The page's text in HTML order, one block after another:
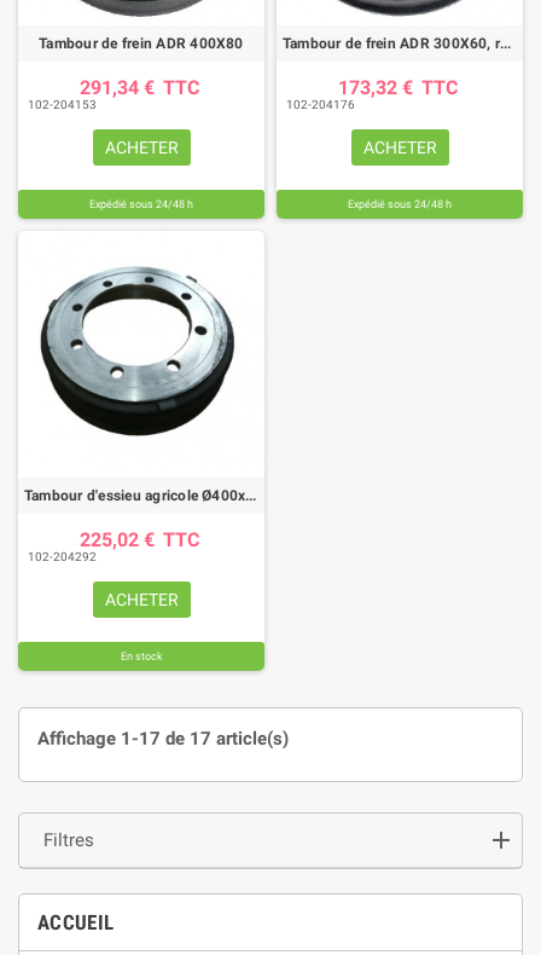
Filtres
ACCUEIL
Tambour de frein ADR 400X80
291,34 € TTC
102-204153
ACHETER
Expédié sous 24/48 h
Tambour de frein ADR 300X60, réf 66LFG0602
173,32 € TTC
102-204176
ACHETER
Expédié sous 24/48 h
Tambour d'essieu agricole Ø400x80 8 trous, Essieux Bourgogne
225,02 € TTC
102-204292
ACHETER
En stock
Affichage 1-17 de 17 article(s)